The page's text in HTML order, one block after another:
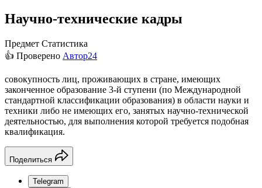
Научно-технические кадры
Предмет Статистика
👍 Проверено Автор24
совокупность лиц, проживающих в стране, имеющих
законченное образование 3-й ступени (по Международной
стандартной классификации образования) в области науки и
техники либо не имеющих его, занятых научно-технической
деятельностью, для выполнения которой требуется подобная
квалификация.
Поделиться
Telegram